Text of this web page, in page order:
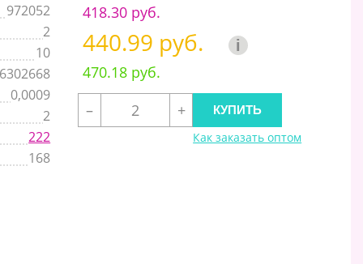
972052
2
10
0,0009
2
222
168
418.30 руб.
440.99 руб. i
470.18 руб.
–
+
Как заказать оптом